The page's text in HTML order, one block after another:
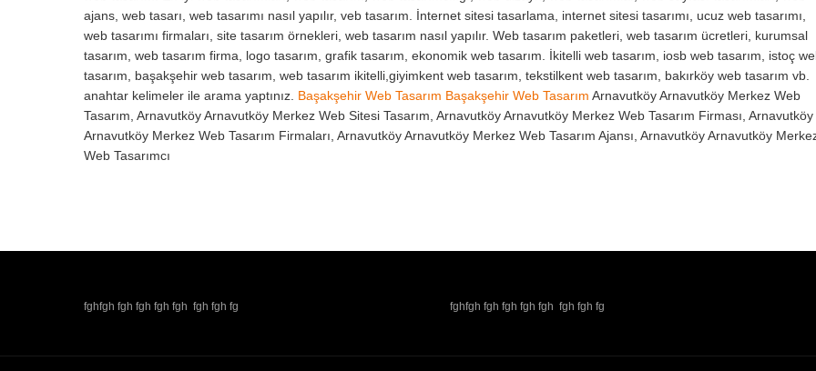
ajans, web tasarı, web tasarımı nasıl yapılır, veb tasarım. İnternet sitesi tasarlama, internet sitesi tasarımı, ucuz web tasarımı,
web tasarımı firmaları, site tasarım örnekleri, web tasarım nasıl yapılır. Web tasarım paketleri, web tasarım ücretleri, kurumsal
tasarım, web tasarım firma, logo tasarım, grafik tasarım, ekonomik web tasarım. İkitelli web tasarım, iosb web tasarım, istoç
tasarım, başakşehir web tasarım, web tasarım ikitelli,giyimkent web tasarım, tekstilkent web tasarım, bakırköy web tasarım vb.
anahtar kelimeler ile arama yaptınız. Başakşehir Web Tasarım Başakşehir Web Tasarım Arnavutköy Arnavutköy Merkez Web
Tasarım, Arnavutköy Arnavutköy Merkez Web Sitesi Tasarım, Arnavutköy Arnavutköy Merkez Web Tasarım Firması, Arnavutköy
Arnavutköy Merkez Web Tasarım Firmaları, Arnavutköy Arnavutköy Merkez Web Tasarım Ajansı, Arnavutköy Arnavutköy
Web Tasarımcı
fghfgh fgh fgh fgh fgh fgh fgh fg fghfgh fgh fgh fgh fgh fgh fgh fg